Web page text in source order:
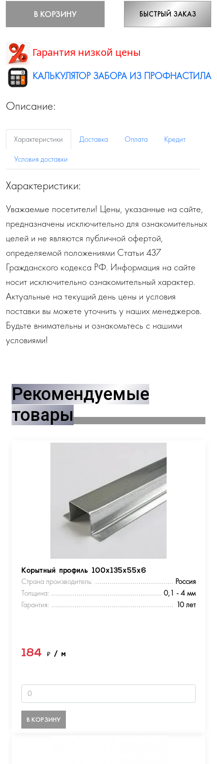
В КОРЗИНУ БЫСТРЫЙ ЗАКАЗ
Гарантия низкой цены
КАЛЬКУЛЯТОР ЗАБОРА ИЗ ПРОФНАСТИЛА
Описание:
Характеристики Доставка Оплата
Кредит
Условия доставки
Характеристики:
Уважаемые посетители! Цены, указанные на сайте,
предназначены исключительно для ознакомительных
целей и не являются публичной офертой,
определяемой положениями Статьи 437
Гражданского кодекса РФ. Информация на сайте
носит исключительно ознакомительный характер.
Актуальные на текущий день цены и условия
поставки вы можете уточнить у наших менеджеров.
Будьте внимательны и ознакомьтесь с нашими
условиями!
Рекомендуемые
товары
Корытный профиль 100х135х55х6
Страна производитель:
Россия
Толщина:
0,1 - 4 мм
Гарантия:
10 лет
184 ₽ / м
В КОРЗИНУ